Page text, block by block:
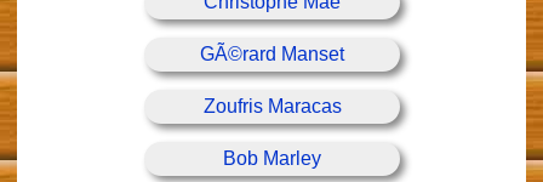
GÃ©rard Manset
Zoufris Maracas
Bob Marley